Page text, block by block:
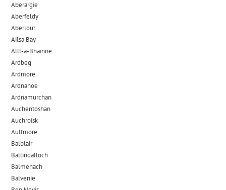
Aberargie
Aberfeldy
Aberlour
Ailsa Bay
Allt-a-Bhainne
Ardbeg
Ardmore
Ardnahoe
Ardnamurchan
Auchentoshan
Auchroisk
Aultmore
Balblair
Ballindalloch
Balmenach
Balvenie